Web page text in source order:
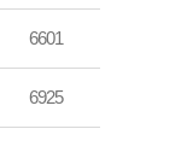
6601
6925